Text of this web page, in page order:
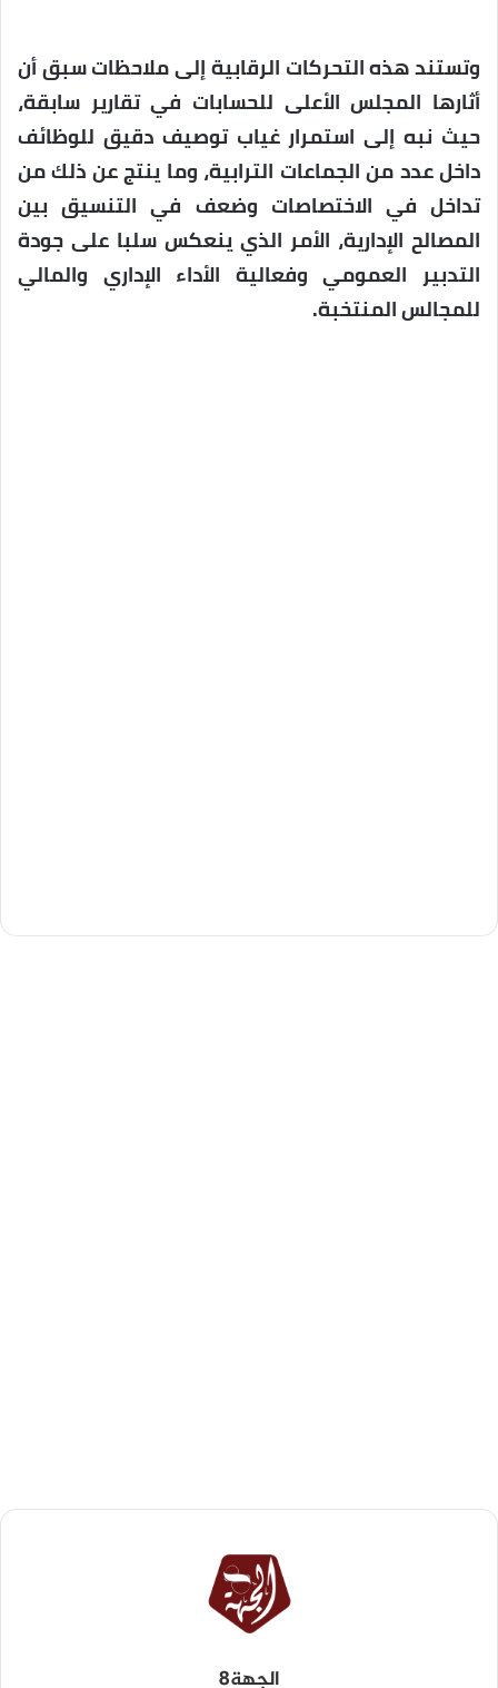
وتستند هذه التحركات الرقابية إلى ملاحظات سبق أن
أثارها المجلس الأعلى للحسابات في تقارير سابقة،
حيث نبه إلى استمرار غياب توصيف دقيق للوظائف
داخل عدد من الجماعات الترابية، وما ينتج عن ذلك من
تداخل في الاختصاصات وضعف في التنسيق بين
المصالح الإدارية، الأمر الذي ينعكس سلبا على جودة
التدبير العمومي وفعالية الأداء الإداري والمالي
للمجالس المنتخبة.
الجهة8